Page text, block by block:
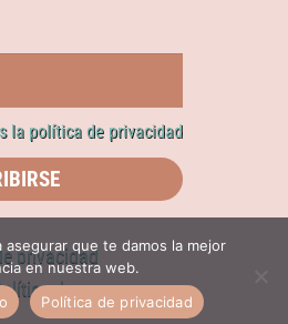
la política de privacidad
privacidad
de compras
asegurar que te damos la mejor
en nuestra web.
Política de privacidad